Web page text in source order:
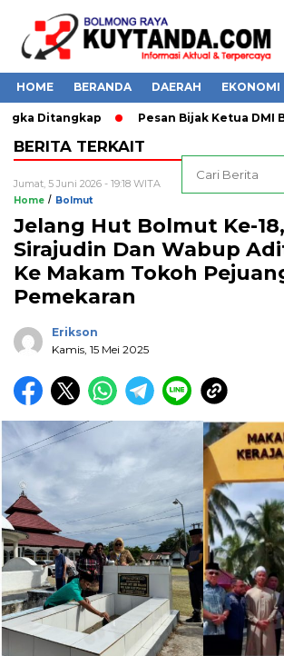
HOME BERANDA DAERAH EKONOMI
Pesan Bijak Ketua DMI Bolmut Amin
Home / Bolmut
Jelang Hut Bolmut Ke-
Sirajudin Dan Wabup
Ke Makam Tokoh
Pemekaran
Erikson
Kamis, 15 Mei 2025
BERITA TERKAIT
Jumat, 5 Juni 2026 - 19:18 WITA